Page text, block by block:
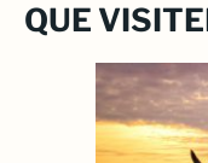
QUE